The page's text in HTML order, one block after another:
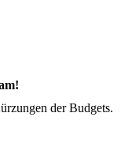
der Budgets.